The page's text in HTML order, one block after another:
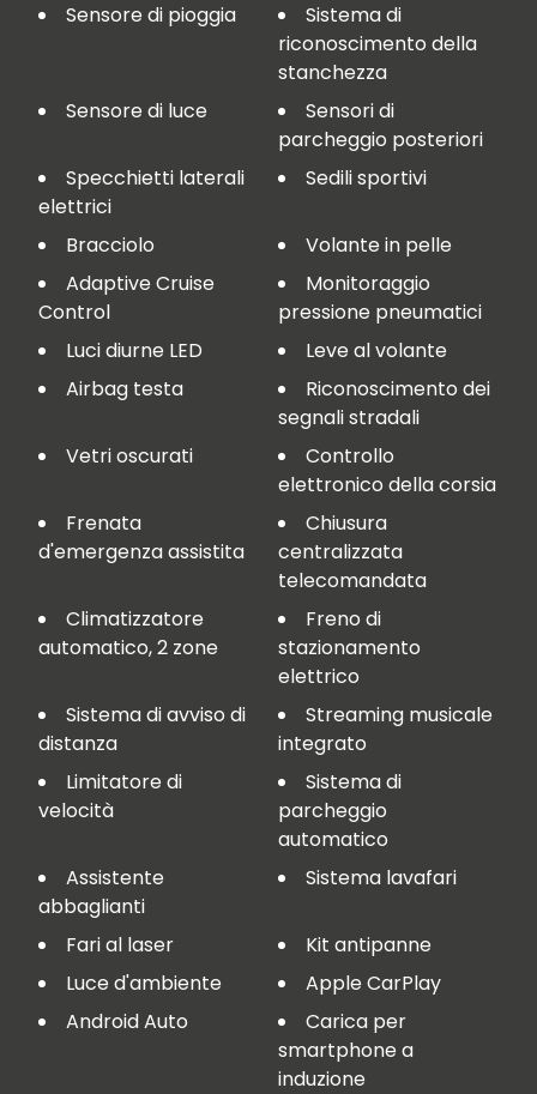
Sensore di pioggia
Sistema di
riconoscimento della
stanchezza
Sensore di luce
Sensori di
parcheggio posteriori
Specchietti laterali
elettrici
Sedili sportivi
Bracciolo
Volante in pelle
Adaptive Cruise
Control
Monitoraggio
pressione pneumatici
Luci diurne LED
Leve al volante
Airbag testa
Riconoscimento dei
segnali stradali
Vetri oscurati
Controllo
elettronico della corsia
Frenata
d'emergenza assistita
Chiusura
centralizzata
telecomandata
Climatizzatore
automatico, 2 zone
Freno di
stazionamento
elettrico
Sistema di avviso di
distanza
Streaming musicale
integrato
Limitatore di
velocità
Sistema di
parcheggio
automatico
Assistente
abbaglianti
Sistema lavafari
Fari al laser
Kit antipanne
Luce d'ambiente
Apple CarPlay
Android Auto
Carica per
smartphone a
induzione